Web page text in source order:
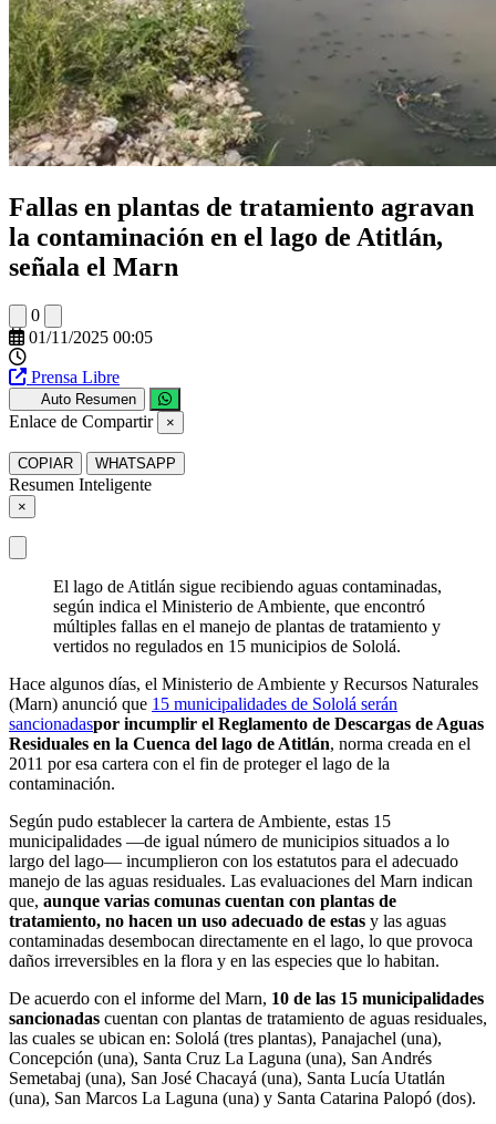
Fallas en plantas de tratamiento agravan
la contaminación en el lago de Atitlán,
señala el Marn
0
01/11/2025 00:05
Prensa Libre
Auto Resumen
Enlace de Compartir ×
COPIAR WHATSAPP
Resumen Inteligente
×
El lago de Atitlán sigue recibiendo aguas contaminadas,
según indica el Ministerio de Ambiente, que encontró
múltiples fallas en el manejo de plantas de tratamiento y
vertidos no regulados en 15 municipios de Sololá.
Hace algunos días, el Ministerio de Ambiente y Recursos Naturales
(Marn) anunció que 15 municipalidades de Sololá serán
sancionadaspor incumplir el Reglamento de Descargas de Aguas
Residuales en la Cuenca del lago de Atitlán, norma creada en el
2011 por esa cartera con el fin de proteger el lago de la
contaminación.
Según pudo establecer la cartera de Ambiente, estas 15
municipalidades —de igual número de municipios situados a lo
largo del lago— incumplieron con los estatutos para el adecuado
manejo de las aguas residuales. Las evaluaciones del Marn indican
que, aunque varias comunas cuentan con plantas de
tratamiento, no hacen un uso adecuado de estas y las aguas
contaminadas desembocan directamente en el lago, lo que provoca
daños irreversibles en la flora y en las especies que lo habitan.
De acuerdo con el informe del Marn, 10 de las 15 municipalidades
sancionadas cuentan con plantas de tratamiento de aguas residuales,
las cuales se ubican en: Sololá (tres plantas), Panajachel (una),
Concepción (una), Santa Cruz La Laguna (una), San Andrés
Semetabaj (una), San José Chacayá (una), Santa Lucía Utatlán
(una), San Marcos La Laguna (una) y Santa Catarina Palopó (dos).